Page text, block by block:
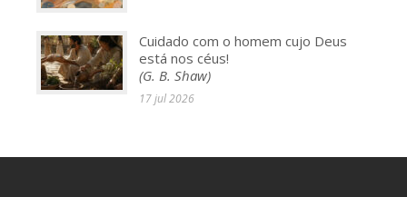
Cuidado com o homem cujo Deus
está nos céus!
(G. B. Shaw)
17 jul 2026